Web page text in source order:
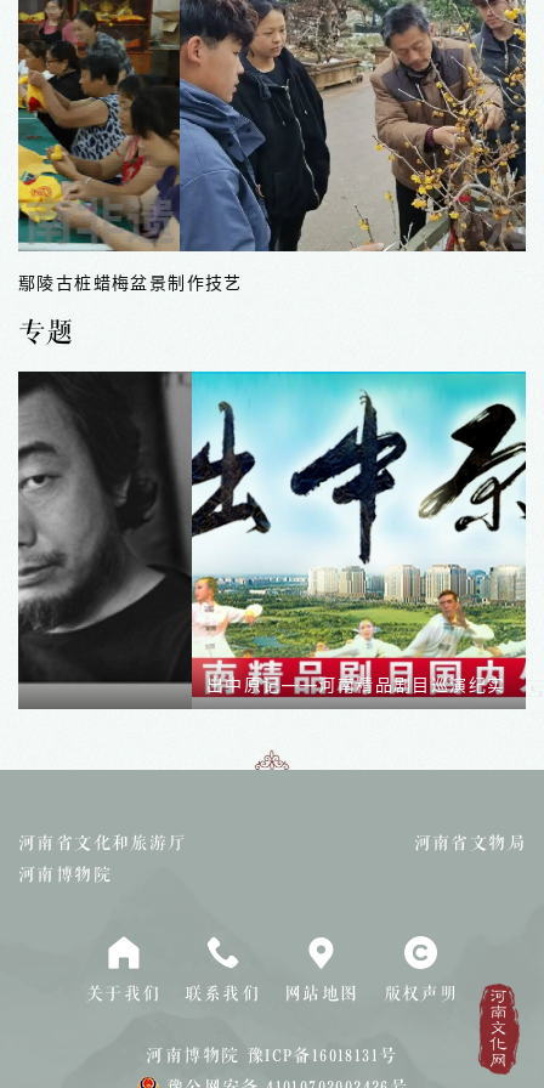
鄢陵古桩蜡梅盆景制作技艺
专题
出中原记——河南精品剧目巡演纪实
河南省文化和旅游厅
河南省文物局
河南博物院
关于我们 联系我们 网站地图 版权声明
河南博物院 豫ICP备16018131号